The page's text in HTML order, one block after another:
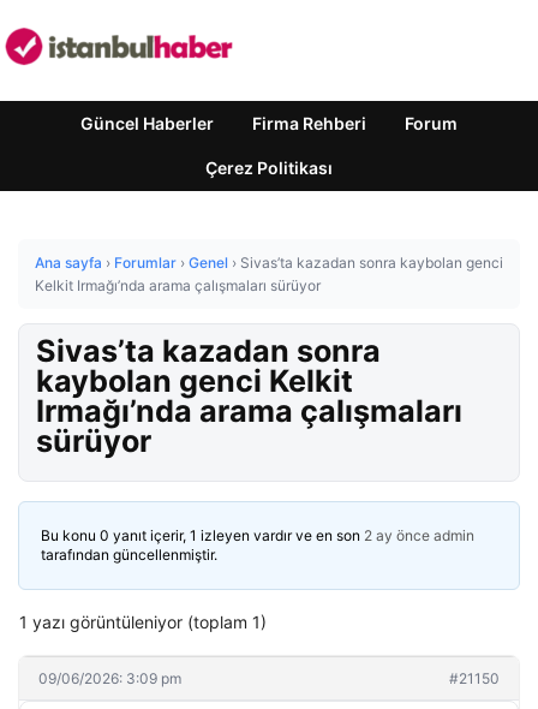
Güncel Haberler Firma Rehberi Forum
Çerez Politikası
Ana sayfa › Forumlar › Genel › Sivas’ta kazadan sonra kaybolan genci
Kelkit Irmağı’nda arama çalışmaları sürüyor
Sivas’ta kazadan sonra
kaybolan genci Kelkit
Irmağı’nda arama çalışmaları
sürüyor
Bu konu 0 yanıt içerir, 1 izleyen vardır ve en son 2 ay önce admin
tarafından güncellenmiştir.
1 yazı görüntüleniyor (toplam 1)
09/06/2026: 3:09 pm #21150